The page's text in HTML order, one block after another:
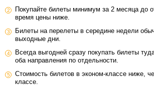
Покупайте билеты минимум за 2 месяца до
время цены ниже.
Билеты на перелеты в середине недели
выходные дни.
Всегда выгодней сразу покупать билеты
оба направления по отдельности.
Стоимость билетов в эконом-классе ниже,
классе.